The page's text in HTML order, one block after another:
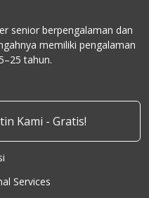
senior berpengalaman dan
memiliki pengalaman
tahun.
Kami - Gratis!
Services